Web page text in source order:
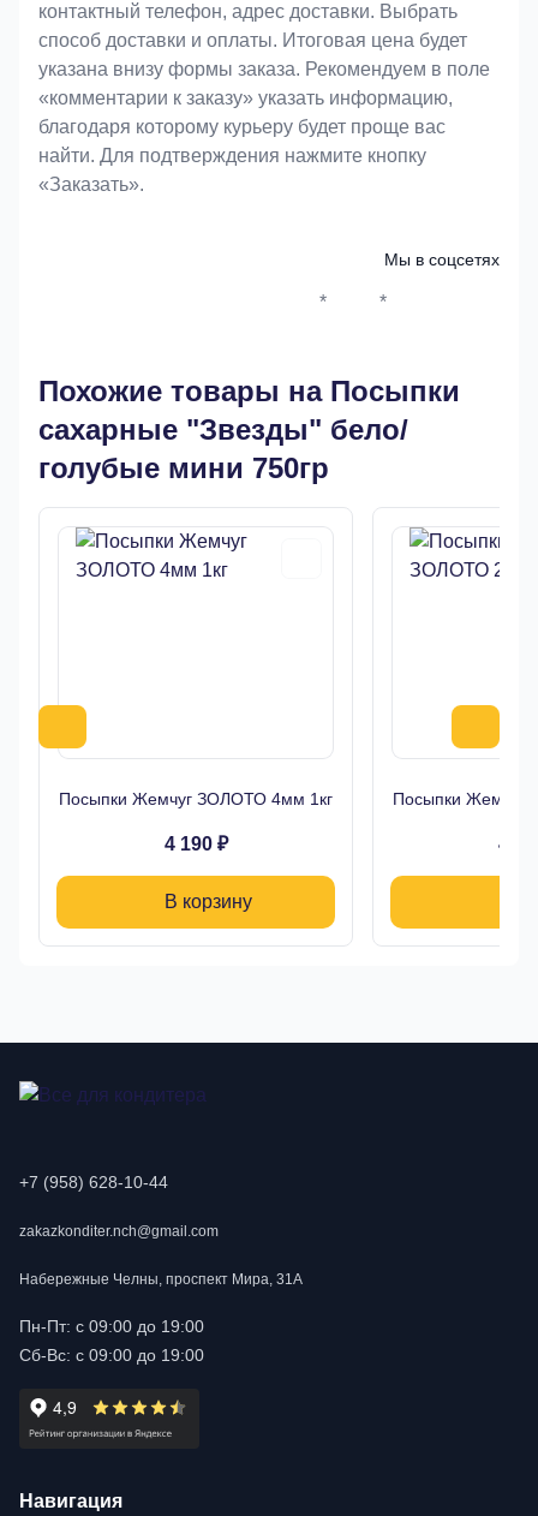
контактный телефон, адрес доставки. Выбрать
способ доставки и оплаты. Итоговая цена будет
указана внизу формы заказа. Рекомендуем в поле
«комментарии к заказу» указать информацию,
благодаря которому курьеру будет проще вас
найти. Для подтверждения нажмите кнопку
«Заказать».
Мы в соцсетях
* *
Похожие товары на Посыпки
сахарные "Звезды" бело/
голубые мини 750гр
Посыпки Жемчуг ЗОЛОТО 4мм 1кг
4 190 ₽
В корзину
Посыпки Жемчуг
4
+7 (958) 628-10-44
zakazkonditer.nch@gmail.com
Набережные Челны, проспект Мира, 31А
Пн-Пт: с 09:00 до 19:00
Сб-Вс: с 09:00 до 19:00
Навигация